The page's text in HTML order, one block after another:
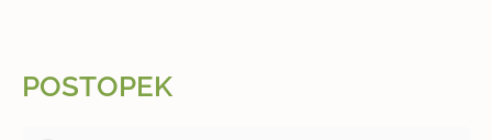
POSTOPEK